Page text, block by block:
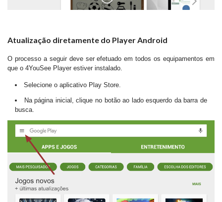
Atualização diretamente do Player Android
O processo a seguir deve ser efetuado em todos os equipamentos em
que o 4YouSee Player estiver instalado.
Selecione o aplicativo Play Store.
Na página inicial, clique no botão ao lado esquerdo da barra de
busca.